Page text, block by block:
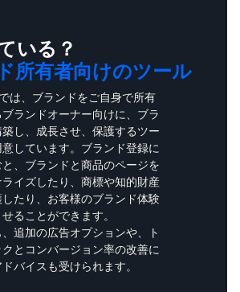
いる？
所有者向けのツール
は、ブランドをご自身で所有
ブランドオーナー向けに、ブラ
築し、成長させ、保護するツー
意しています。ブランド登録に
、ブランドと商品のページを
イズしたり、商標や知的財産
たり、お客様のブランド体験
ることができます。
追加の広告オプションや、ト
とコンバージョン率の改善に
バイスも受けられます。